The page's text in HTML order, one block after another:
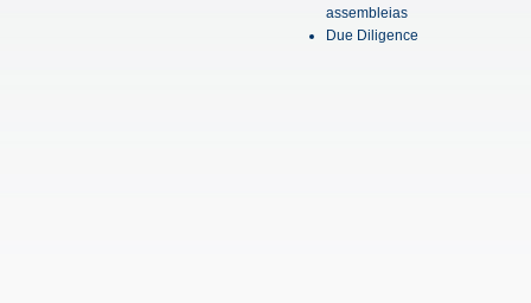
assembleias
Due Diligence